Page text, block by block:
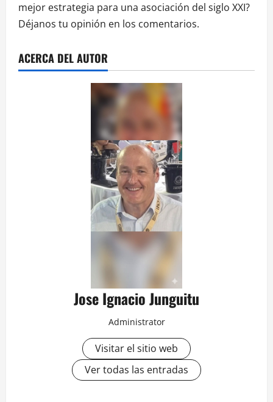
mejor estrategia para una asociación del siglo XXI?
Déjanos tu opinión en los comentarios.
ACERCA DEL AUTOR
Jose Ignacio Junguitu
Administrator
Visitar el sitio web
Ver todas las entradas